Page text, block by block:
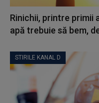
Rinichii, printre primii
apă trebuie să bem,
STIRILE KANAL D